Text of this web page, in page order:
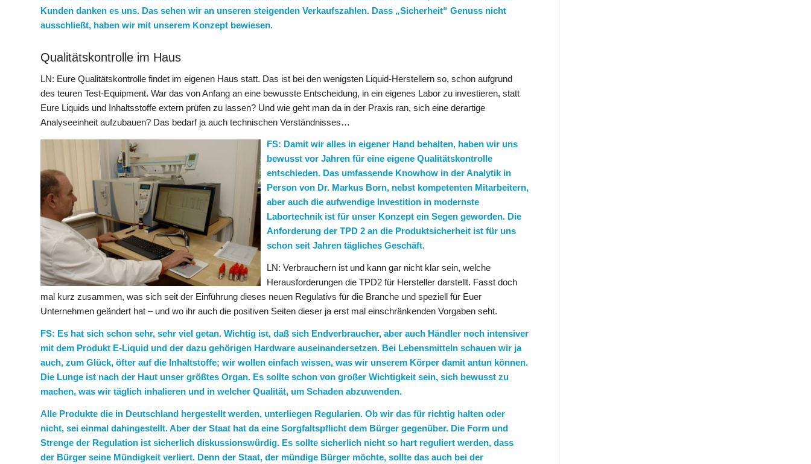
Kunden danken es uns. Das sehen wir an unseren steigenden Verkaufszahlen. Dass „Sicherheit“ Genuss nicht
ausschließt, haben wir mit unserem Konzept bewiesen.
Qualitätskontrolle im Haus
LN: Eure Qualitätskontrolle findet im eigenen Haus statt. Das ist bei den wenigsten Liquid-Herstellern so, schon aufgrund
des teuren Test-Equipment. War das von Anfang an eine bewusste Entscheidung, in ein eigenes Labor zu investieren, statt
Eure Liquids und Inhaltsstoffe extern prüfen zu lassen? Und wie geht man da in der Praxis ran, sich eine derartige
Analyseeinheit aufzubauen? Das bedarf ja auch technischen Verständnisses…
FS: Damit wir alles in eigener Hand behalten, haben wir uns
bewusst vor Jahren für eine eigene Qualitätskontrolle
entschieden. Das umfassende Knowhow in der Analytik in
Person von Dr. Markus Born, nebst kompetenten Mitarbeitern,
aber auch die aufwendige Investition in modernste
Labortechnik ist für unser Konzept ein Segen geworden. Die
Anforderung der TPD 2 an die Produktsicherheit ist für uns
schon seit Jahren tägliches Geschäft.
LN: Verbrauchern ist und kann gar nicht klar sein, welche
Herausforderungen die TPD2 für Hersteller darstellt. Fasst doch
mal kurz zusammen, was sich seit der Einführung dieses neuen Regulativs für die Branche und speziell für Euer
Unternehmen geändert hat – und wo ihr auch die positiven Seiten dieser ja erst mal einschränkenden Vorgaben seht.
FS: Es hat sich schon sehr, sehr viel getan. Wichtig ist, daß sich Endverbraucher, aber auch Händler noch intensiver
mit dem Produkt E-Liquid und der dazu gehörigen Hardware auseinandersetzen. Bei Lebensmitteln schauen wir ja
auch, zum Glück, öfter auf die Inhaltstoffe; wir wollen einfach wissen, was wir unserem Körper damit antun können.
Die Lunge ist nach der Haut unser größtes Organ. Es sollte schon von großer Wichtigkeit sein, sich bewusst zu
machen, was wir täglich inhalieren und in welcher Qualität, um Schaden abzuwenden.
Alle Produkte die in Deutschland hergestellt werden, unterliegen Regularien. Ob wir das für richtig halten oder
nicht, sei einmal dahingestellt. Aber der Staat hat da eine Sorgfaltspflicht dem Bürger gegenüber. Die Form und
Strenge der Regulation ist sicherlich diskussionswürdig. Es sollte sicherlich nicht so hart reguliert werden, dass
der Bürger seine Mündigkeit verliert. Denn der Staat, der mündige Bürger möchte, sollte das auch bei der